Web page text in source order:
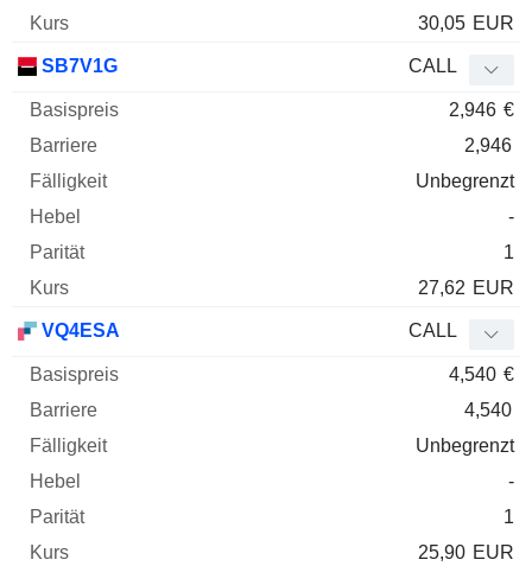
30,05 EUR
SB7V1G CALL
2,946 €
2,946
Unbegrenzt
-
1
27,62 EUR
VQ4ESA CALL
4,540 €
4,540
Unbegrenzt
-
1
25,90 EUR